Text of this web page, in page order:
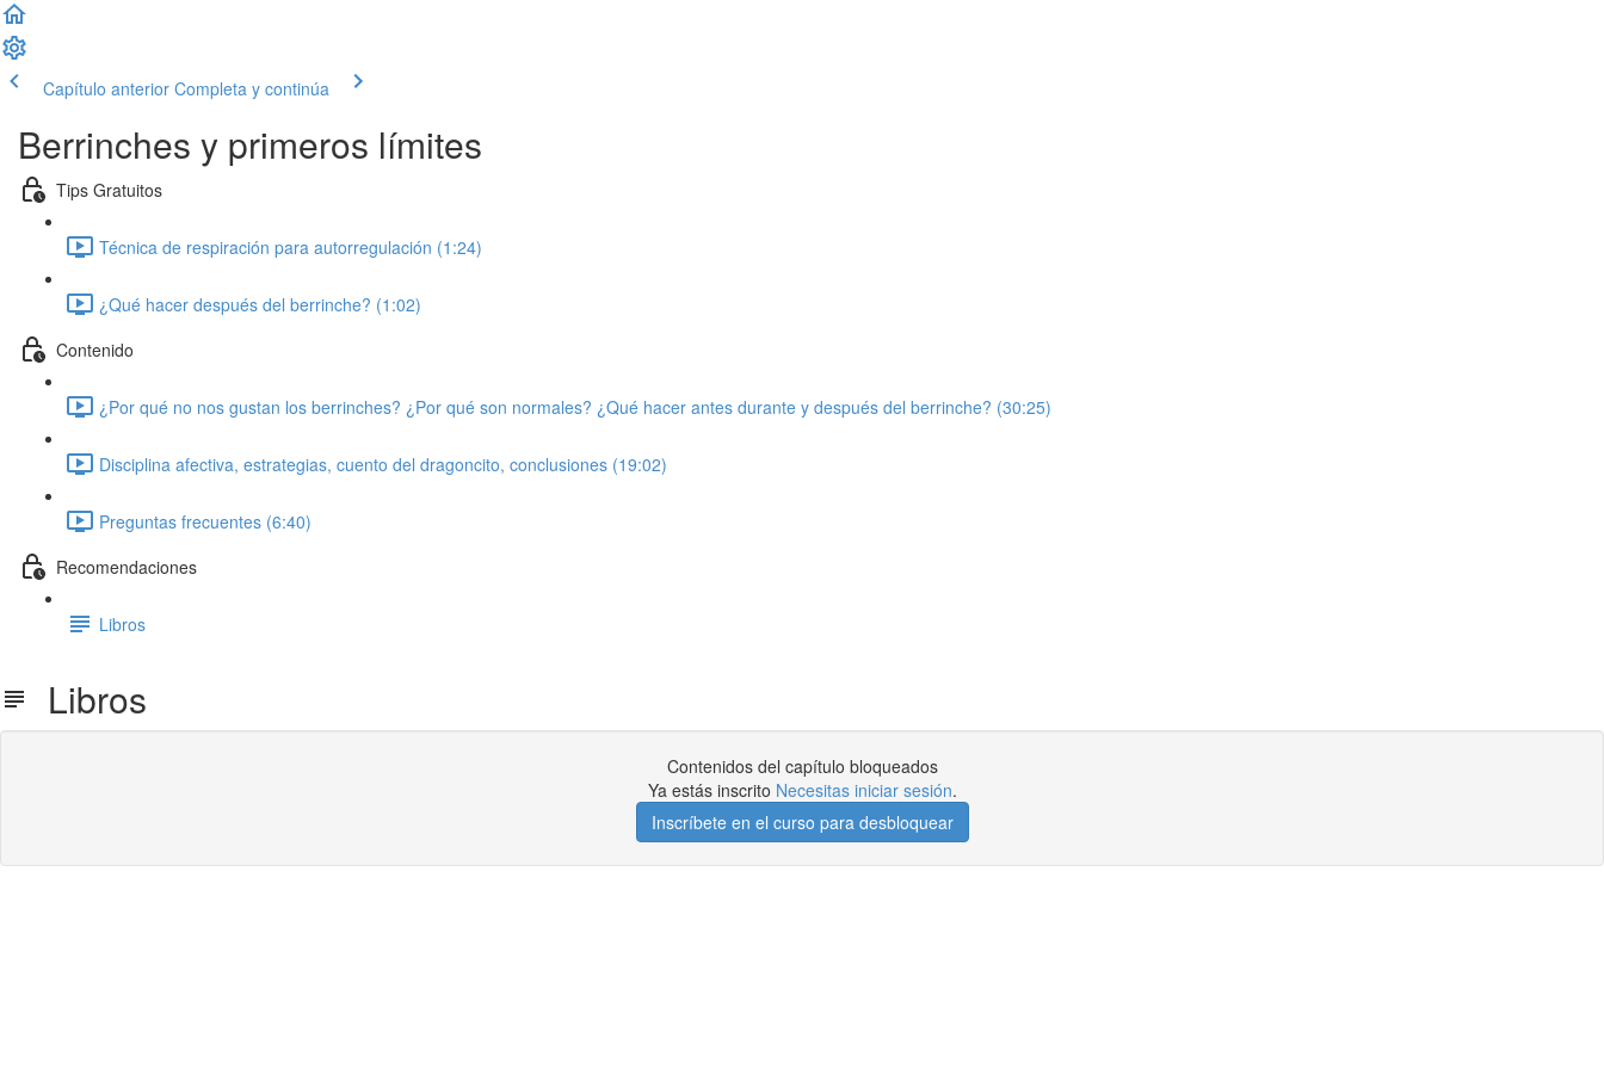
Capítulo anterior Completa y continúa
Berrinches y primeros límites
Tips Gratuitos
Técnica de respiración para autorregulación (1:24)
¿Qué hacer después del berrinche? (1:02)
Contenido
¿Por qué no nos gustan los berrinches? ¿Por qué son normales? ¿Qué hacer antes durante y después del berrinche? (30:25)
Disciplina afectiva, estrategias, cuento del dragoncito, conclusiones (19:02)
Preguntas frecuentes (6:40)
Recomendaciones
Libros
Libros
Contenidos del capítulo bloqueados
Ya estás inscrito Necesitas iniciar sesión.
Inscríbete en el curso para desbloquear